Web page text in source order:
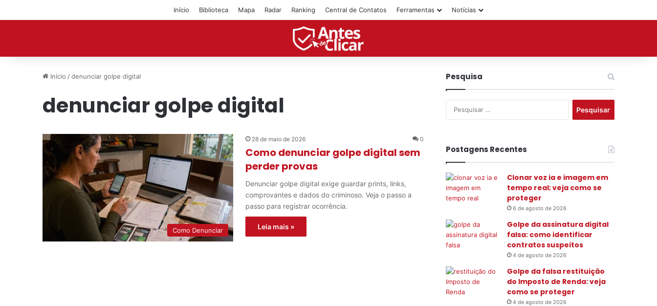
Início Biblioteca Mapa Radar Ranking Central de Contatos Ferramentas Notícias
Início /denunciar golpe digital
denunciar golpe digital
Como Denunciar
28 de maio de 2026 0
Como denunciar golpe digital sem
perder provas
Denunciar golpe digital exige guardar prints, links,
comprovantes e dados do criminoso. Veja o passo a
passo para registrar ocorrência.
Leia mais »
Pesquisa
a
r
:
Postagens Recentes
Clonar voz ia e imagem em
tempo real; veja como se
proteger
6 de agosto de 2026
Golpe da assinatura digital
falsa: como identificar
contratos suspeitos
4 de agosto de 2026
Golpe da falsa restituição
do Imposto de Renda: veja
como se proteger
4 de agosto de 2026